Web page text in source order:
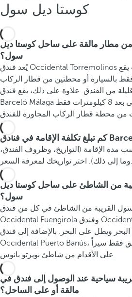
كوستا ديل سول
من مطار مالقة على ساحل كوستا ديل
سول؟
يُعد فندق Occidental Torremolinos الأقرب إلى المطار، حيث يقع
فقط بالسيارة أو محطتين من قطار الركاب
من الفندق. علاوة على ذلك، يقع فندق
Barceló Málaga بالقرب من المطار، على بعد 8 كيلومترات فقط
مدة الإقامة (التواريخ، وظروف الفندق،
وما إلى ذلك). اختر تواريخك لمعرفة السعر.
من الشاطئ على ساحل كوستا ديل
سول؟
سول القريبة من الشاطئ في كل من فندق
Occidental Fuengirola وفندق Occidental Torremolinos Playa،
ويطل على البحر. بالإضافة إلى فندق
Occidental Puerto Banús، الذي يقع على بعد 5 دقائق فقط سيراً
على الأقدام من شاطئ بويرتو بانوس.
سياحية عند الوصول إلى فندق في
مالقة أو على الساحل؟
ا
ر
د
ي
ن
ا
ل
م
و
ي
ع
ى
أ
س
ي
ا
خ
ف
ق
ن